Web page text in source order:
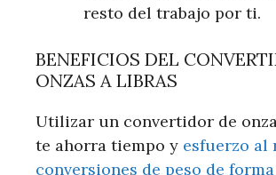
resto del trabajo por ti.
BENEFICIOS DEL
ONZAS A LIBRAS
Utilizar un convertidor de
te ahorra tiempo y esfuerzo al
conversiones de peso de